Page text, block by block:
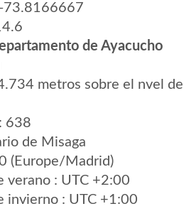
73.8166667
de Ayacucho
metros sobre el nvel del
638
de Misaga
(Europe/Madrid)
verano : UTC +2:00
invierno : UTC +1:00